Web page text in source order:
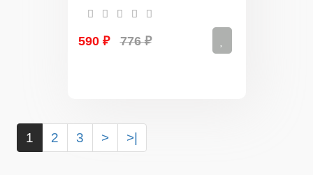
590 ₽ 776 ₽
1 2 3 > >|